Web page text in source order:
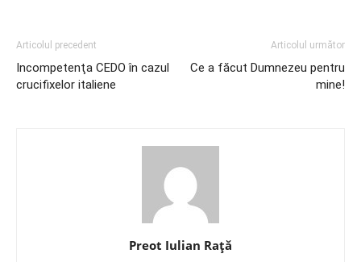
Articolul precedent
Incompetenţa CEDO în cazul
crucifixelor italiene
Articolul următor
Ce a făcut Dumnezeu pentru
mine!
Preot Iulian Raţă